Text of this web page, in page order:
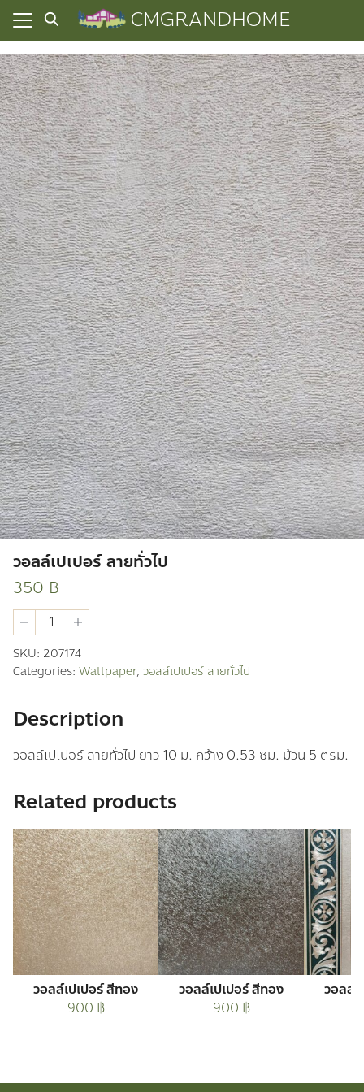
Skip
content
CMGRANDHOME
ความเป็นส่วนตัว
งหมด
ที่ผ่านมา
รา
วอลล์เปเปอร์ ลายทั่วไป
350 ฿
วอ
ลล์
เปเปอร์
ลาย
ทั่วไป
SKU: 207174
Categories: Wallpaper, วอลล์เปเปอร์ ลายทั่วไป
Description
วอลล์เปเปอร์ ลายทั่วไป ยาว 10 ม. กว้าง 0.53 ซม. ม้วน 5 ตรม.
Related products
วอลล์เปเปอร์ สีทอง
900 ฿
วอลล์เปเปอร์ สีทอง
900 ฿
วอลล์